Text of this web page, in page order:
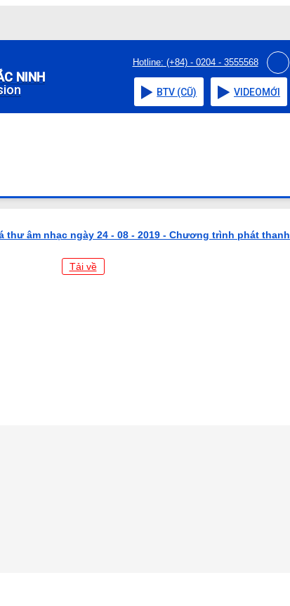
NINH
Hotline: (+84) - 0204 - 3555568
BTV (CŨ) VIDEOMỚI
thư âm nhạc ngày 24 - 08 - 2019 - Chương trình phát thanh
Tải về